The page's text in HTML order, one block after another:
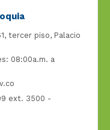
tercer piso, Palacio
08:00a.m. a
ext. 3500 -